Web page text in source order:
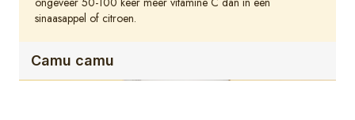
sinaasappel of citroen.
Camu camu